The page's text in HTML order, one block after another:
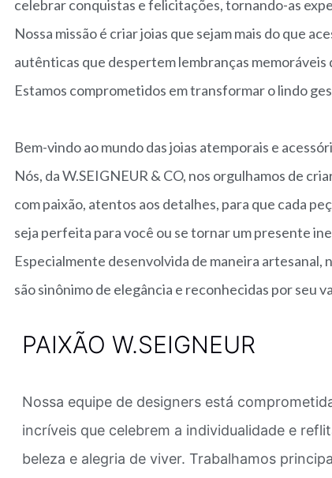
celebrar conquistas e felicitações, tornando-as
Nossa missão é criar joias que sejam mais do que
autênticas que despertem lembranças memoráveis
Estamos comprometidos em transformar o lindo
Bem-vindo ao mundo das joias atemporais e
Nós, da W.SEIGNEUR & CO, nos orgulhamos de
com paixão, atentos aos detalhes, para que cada
seja perfeita para você ou se tornar um presente
Especialmente desenvolvida de maneira artesanal,
são sinônimo de elegância e reconhecidas por seu
PAIXÃO W.SEIGNEUR
Nossa equipe de designers está
incríveis que celebrem a individualidade e
beleza e alegria de viver. Trabalhamos